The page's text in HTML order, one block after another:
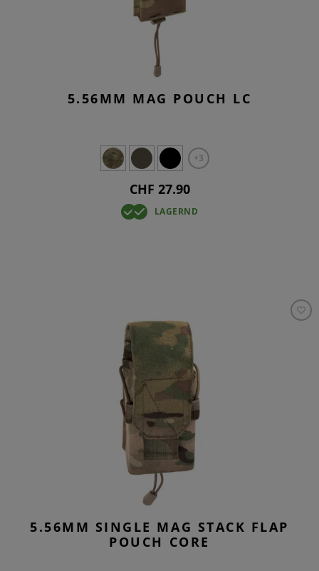
5.56MM MAG POUCH LC
+3
CHF 27.90
LAGERND
5.56MM SINGLE MAG STACK FLAP
POUCH CORE